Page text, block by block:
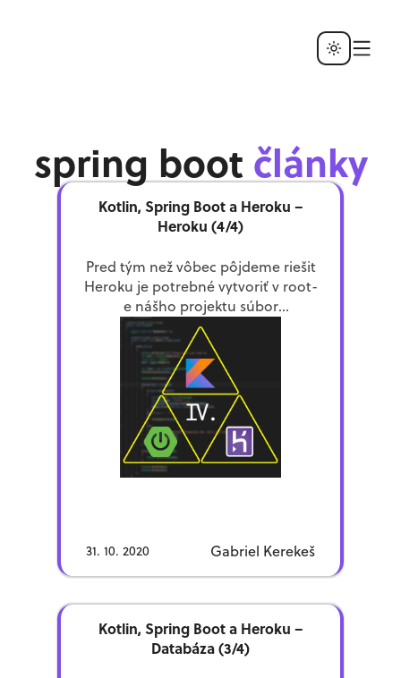
spring boot články
Kotlin, Spring Boot a Heroku –
Heroku (4/4)
Pred tým než vôbec pôjdeme riešit
Heroku je potrebné vytvoriť v root-
e nášho projektu súbor
system.properties s obsahom:
java.runtime.version=11 čím Heroku
povieme, že používame Java verziu
11. Inak by sa […]
31. 10. 2020 Gabriel Kerekeš
Kotlin, Spring Boot a Heroku –
Databáza (3/4)